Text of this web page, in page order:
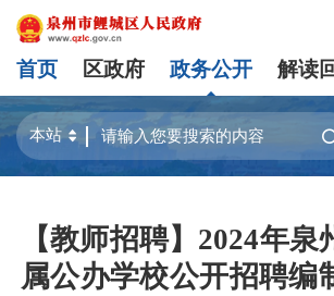
首页 区政府 政务公开 解读
【教师招聘】2024年
属公办学校公开招聘编